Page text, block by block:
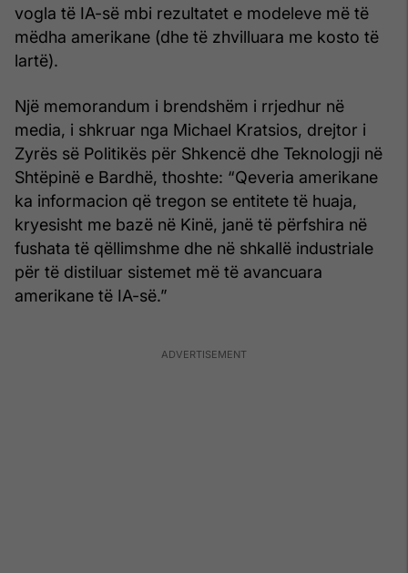
vogla të IA-së mbi rezultatet e modeleve më të
mëdha amerikane (dhe të zhvilluara me kosto të
lartë).
Një memorandum i brendshëm i rrjedhur në
media, i shkruar nga Michael Kratsios, drejtor i
Zyrës së Politikës për Shkencë dhe Teknologji në
Shtëpinë e Bardhë, thoshte: “Qeveria amerikane
ka informacion që tregon se entitete të huaja,
kryesisht me bazë në Kinë, janë të përfshira në
fushata të qëllimshme dhe në shkallë industriale
për të distiluar sistemet më të avancuara
amerikane të IA-së.”